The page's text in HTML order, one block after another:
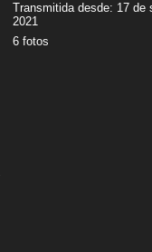
Transmitida desde: 17 de
2021
6 fotos